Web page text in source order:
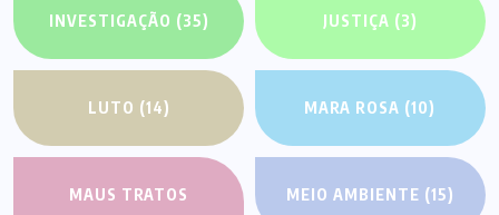
INVESTIGAÇÃO (35) JUSTIÇA (3)
LUTO (14) MARA ROSA (10)
MAUS TRATOS
MEIO AMBIENTE (15)